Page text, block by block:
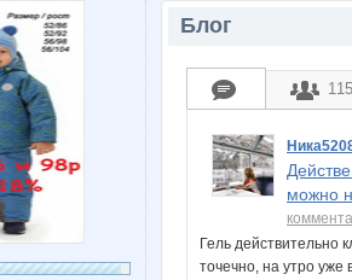
Блог
можно
Гель действительно
точечно, на утро